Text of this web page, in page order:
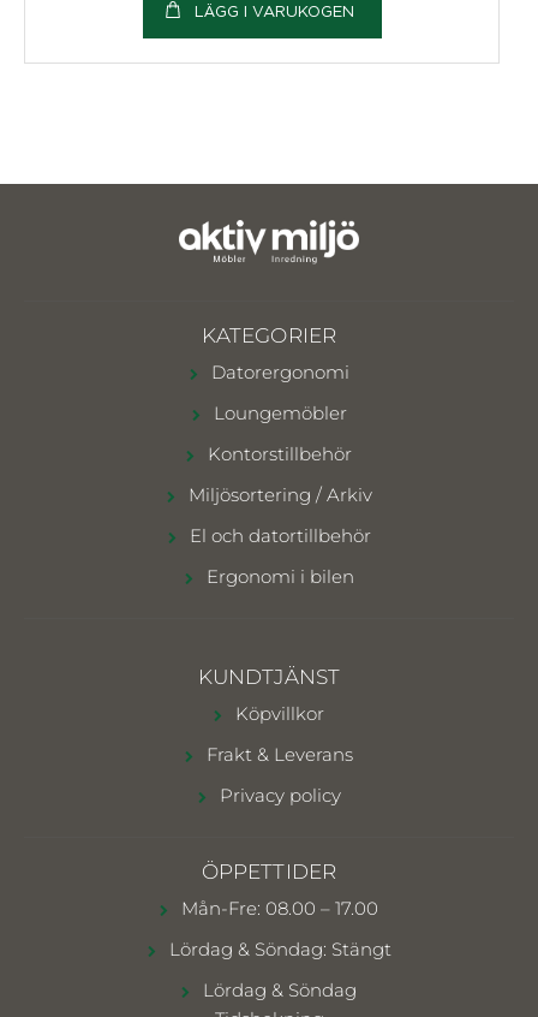
LÄGG I VARUKOGEN
KATEGORIER
Datorergonomi
Loungemöbler
Kontorstillbehör
Miljösortering / Arkiv
El och datortillbehör
Ergonomi i bilen
KUNDTJÄNST
Köpvillkor
Frakt & Leverans
Privacy policy
ÖPPETTIDER
Mån-Fre: 08.00 – 17.00
Lördag & Söndag: Stängt
Lördag & Söndag